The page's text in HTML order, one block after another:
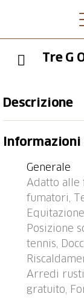
Tre G
Descrizione
"Casa Tre G",
lago, a 300 m
(recintato) con
asciugatrice (in
Negozio 1 km,
300 m,
"Locarno SBB"
3 km, piscina
Campo da golf
sentieri per
Generale
Adatto alle
fumatori,
Posizione
tennis,
Arredi
gratuito,